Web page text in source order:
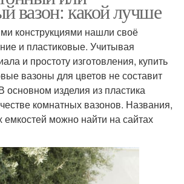
вазон: какой лучше
конструкциями нашли своё
и пластиковые. Учитывая
и простоту изготовления, купить
вазоны для цветов не составит
изделия из пластика
комнатных вазонов. Названия,
можно найти на сайтах